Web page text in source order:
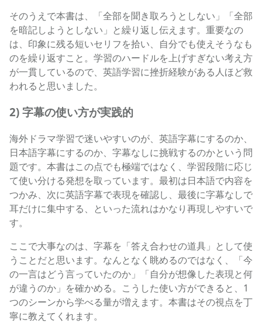
そのうえで本書は、「全部を聞き取ろうとしない」「全部
を暗記しようとしない」と繰り返し伝えます。重要なの
は、印象に残る短いセリフを拾い、自分でも使えそうなも
のを繰り返すこと。学習のハードルを上げすぎない考え方
が一貫しているので、英語学習に挫折経験がある人ほど救
われると思いました。
2) 字幕の使い方が実践的
海外ドラマ学習で迷いやすいのが、英語字幕にするのか、
日本語字幕にするのか、字幕なしに挑戦するのかという問
題です。本書はこの点でも極端ではなく、学習段階に応じ
て使い分ける発想を取っています。最初は日本語で内容を
つかみ、次に英語字幕で表現を確認し、最後に字幕なしで
耳だけに集中する、といった流れはかなり再現しやすいで
す。
ここで大事なのは、字幕を「答え合わせの道具」として使
うことだと思います。なんとなく眺めるのではなく、「今
の一言はどう言っていたのか」「自分が想像した表現と何
が違うのか」を確かめる。こうした使い方ができると、1
つのシーンから学べる量が増えます。本書はその視点を丁
寧に教えてくれます。